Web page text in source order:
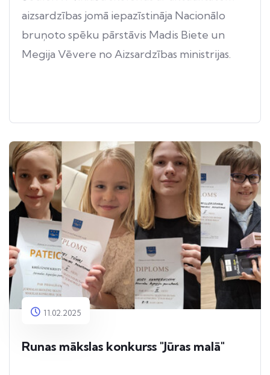
aizsardzības jomā iepazīstināja Nacionālo
bruņoto spēku pārstāvis Madis Biete un
Megija Vēvere no Aizsardzības ministrijas.
11.02.2025
Runas mākslas konkurss "Jūras malā"